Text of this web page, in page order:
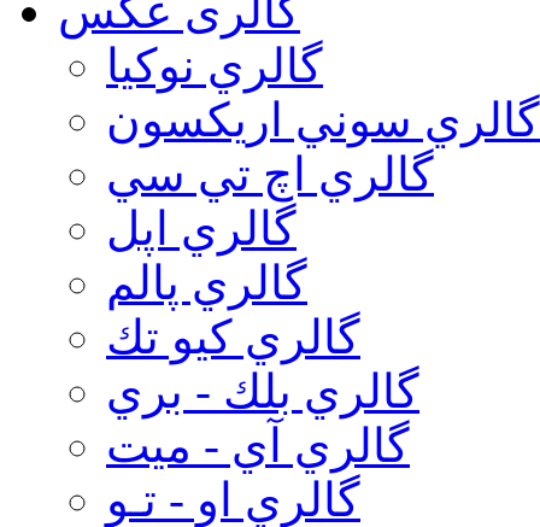
گالری عکس
گالري نوكيا
گالري سوني اريكسون
گالري اچ تي سي
گالري اپل
گالري پالم
گالري كيو تك
گالري بلك - بري
گالري آي - ميت
گالري او - تـو